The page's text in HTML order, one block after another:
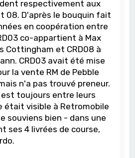
respectivement aux
08. D'après le bouquin fait
en coopération entre
co-appartient à Max
Cottingham et CRD08 à
CRD03 avait été mise
la vente RM de Pebble
n'a pas trouvé preneur.
toujours entre leurs
était visible à Retromobile
souviens bien - dans une
ses 4 livrées de course,